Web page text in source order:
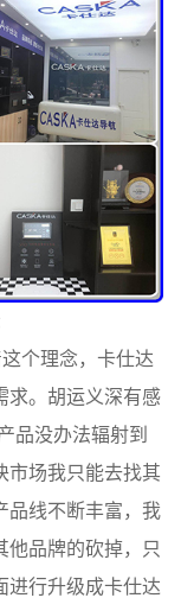
个理念，卡仕达
求。胡运义深有感
品没办法辐射到
市场我只能去找其
品线不断丰富，我
他品牌的砍掉，只
进行升级成卡仕达